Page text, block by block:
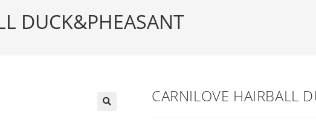
DUCK&PHEASANT
CARNILOVE HAIRBALL